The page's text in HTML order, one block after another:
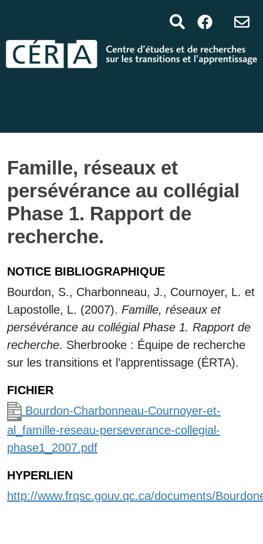
Famille, réseaux et
persévérance au collégial
Phase 1. Rapport de
recherche.
NOTICE BIBLIOGRAPHIQUE
Bourdon, S., Charbonneau, J., Cournoyer, L. et
Lapostolle, L. (2007). Famille, réseaux et
persévérance au collégial Phase 1. Rapport de
recherche. Sherbrooke : Équipe de recherche
sur les transitions et l’apprentissage (ÉRTA).
FICHIER
Bourdon-Charbonneau-Cournoyer-et-
al_famille-reseau-perseverance-collegial-
phase1_2007.pdf
HYPERLIEN
http://www.frqsc.gouv.qc.ca/documents/